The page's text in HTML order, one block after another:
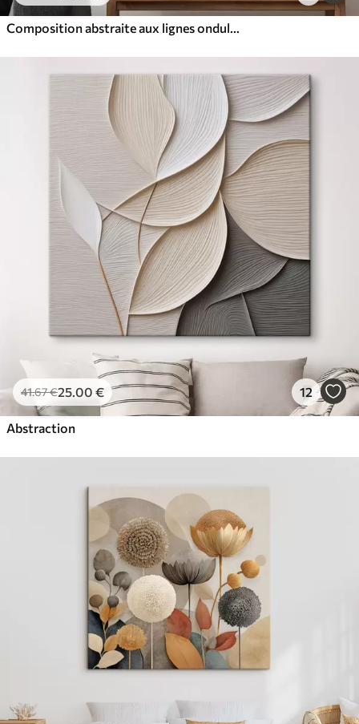
Composition abstraite aux lignes ondulées dynamiques, dans une palette de tons brun terre cuite
41.67€25.00 € 12
Abstraction